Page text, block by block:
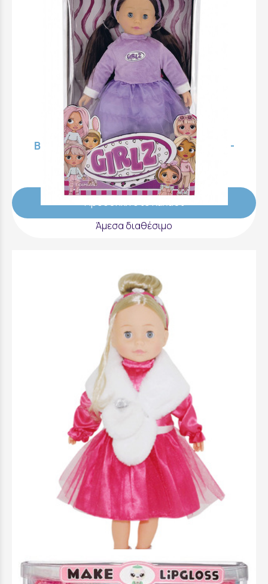
Bambolina Girlz Κούκλα Μόδας 46εκ. -
BD1242
29,99 €
Προσθήκη στο Καλάθι
Άμεσα διαθέσιμο
Bambolina Girlz Doll Με Αξεσουάρ 46cm -
BD1679
49,99 €
Προσθήκη στο Καλάθι
Άμεσα διαθέσιμο